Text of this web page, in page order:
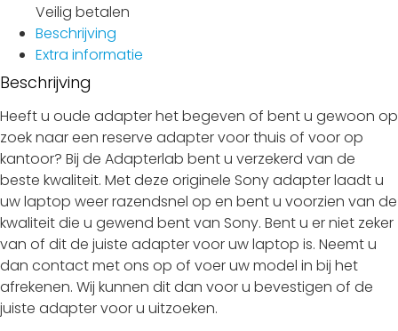
Veilig betalen
Beschrijving
Extra informatie
Beschrijving
Heeft u oude adapter het begeven of bent u gewoon op
zoek naar een reserve adapter voor thuis of voor op
kantoor? Bij de Adapterlab bent u verzekerd van de
beste kwaliteit. Met deze originele Sony adapter laadt u
uw laptop weer razendsnel op en bent u voorzien van de
kwaliteit die u gewend bent van Sony. Bent u er niet zeker
van of dit de juiste adapter voor uw laptop is. Neemt u
dan contact met ons op of voer uw model in bij het
afrekenen. Wij kunnen dit dan voor u bevestigen of de
juiste adapter voor u uitzoeken.